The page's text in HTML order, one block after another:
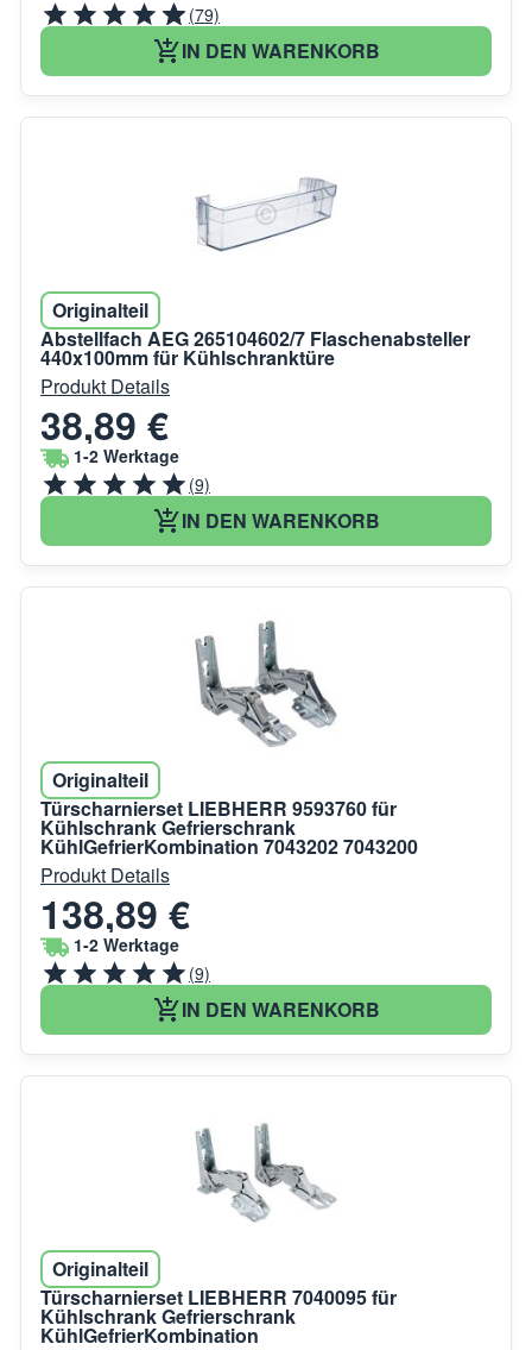
(79)
IN DEN WARENKORB
Originalteil
Abstellfach AEG 265104602/7 Flaschenabsteller
440x100mm für Kühlschranktüre
Produkt Details
38,89 €
1-2 Werktage
(9)
IN DEN WARENKORB
Originalteil
Türscharnierset LIEBHERR 9593760 für
Kühlschrank Gefrierschrank
KühlGefrierKombination 7043202 7043200
Produkt Details
138,89 €
1-2 Werktage
(9)
IN DEN WARENKORB
Originalteil
Türscharnierset LIEBHERR 7040095 für
Kühlschrank Gefrierschrank
KühlGefrierKombination